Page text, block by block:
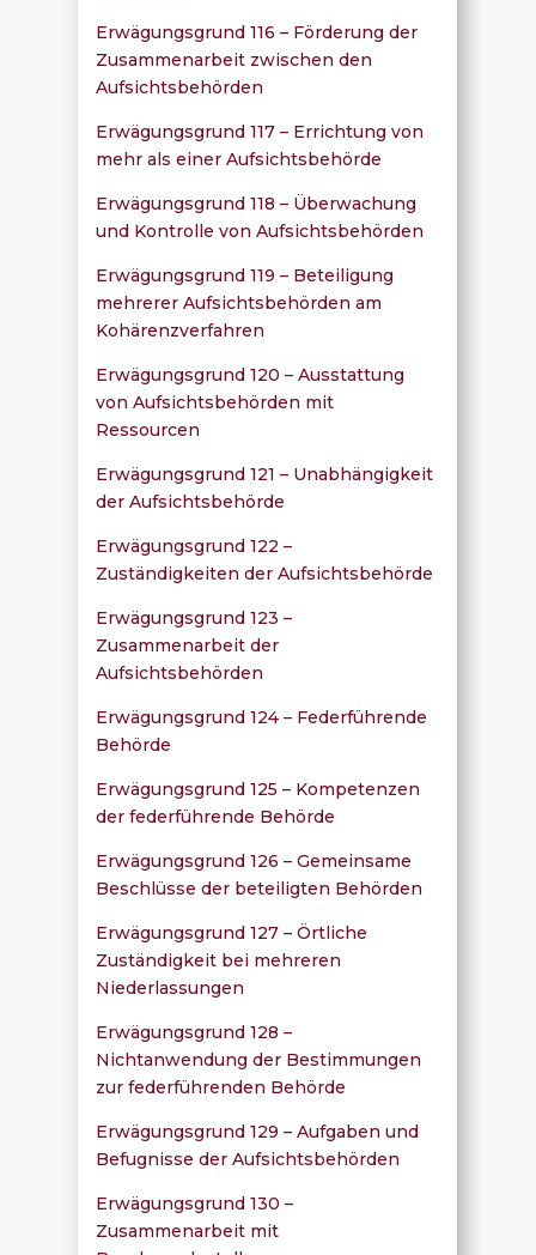
Erwägungsgrund 116 – Förderung der
Zusammenarbeit zwischen den
Aufsichtsbehörden
Erwägungsgrund 117 – Errichtung von
mehr als einer Aufsichtsbehörde
Erwägungsgrund 118 – Überwachung
und Kontrolle von Aufsichtsbehörden
Erwägungsgrund 119 – Beteiligung
mehrerer Aufsichtsbehörden am
Kohärenzverfahren
Erwägungsgrund 120 – Ausstattung
von Aufsichtsbehörden mit
Ressourcen
Erwägungsgrund 121 – Unabhängigkeit
der Aufsichtsbehörde
Erwägungsgrund 122 –
Zuständigkeiten der Aufsichtsbehörde
Erwägungsgrund 123 –
Zusammenarbeit der
Aufsichtsbehörden
Erwägungsgrund 124 – Federführende
Behörde
Erwägungsgrund 125 – Kompetenzen
der federführende Behörde
Erwägungsgrund 126 – Gemeinsame
Beschlüsse der beteiligten Behörden
Erwägungsgrund 127 – Örtliche
Zuständigkeit bei mehreren
Niederlassungen
Erwägungsgrund 128 –
Nichtanwendung der Bestimmungen
zur federführenden Behörde
Erwägungsgrund 129 – Aufgaben und
Befugnisse der Aufsichtsbehörden
Erwägungsgrund 130 –
Zusammenarbeit mit